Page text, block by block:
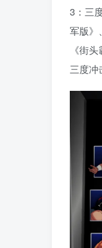
3：三
军版》
《街
三度冲